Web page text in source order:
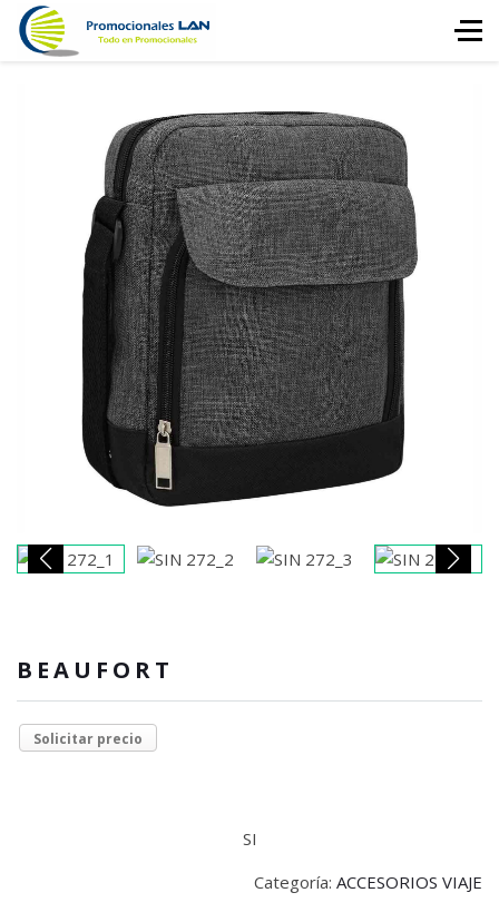
BEAUFORT
Solicitar precio
SI
Categoría: ACCESORIOS VIAJE